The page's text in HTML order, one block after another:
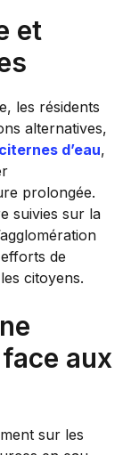
et
les résidents
alternatives,
d’eau,
prolongée.
suivies sur la
de
citoyens.
aux
sur les